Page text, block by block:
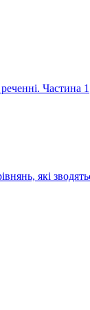
Частина 1
які